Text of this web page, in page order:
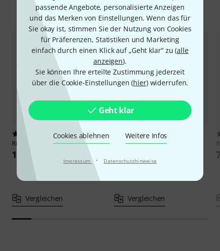
passende Angebote, personalisierte Anzeigen
und das Merken von Einstellungen. Wenn das für
Sie okay ist, stimmen Sie der Nutzung von Cookies
für Präferenzen, Statistiken und Marketing
einfach durch einen Klick auf „Geht klar“ zu (alle
anzeigen).
Sie können Ihre erteilte Zustimmung jederzeit
über die Cookie-Einstellungen (hier) widerrufen.
Geht klar
Cookies ablehnen Weitere Infos
Impressum · Datenschutzhinweise
Alternativen vergleichen
68
Ritter RBS7 Triple Trumpet MGB
129 €
Vergleichen
1
RitterBern
149 €
Vergleichen